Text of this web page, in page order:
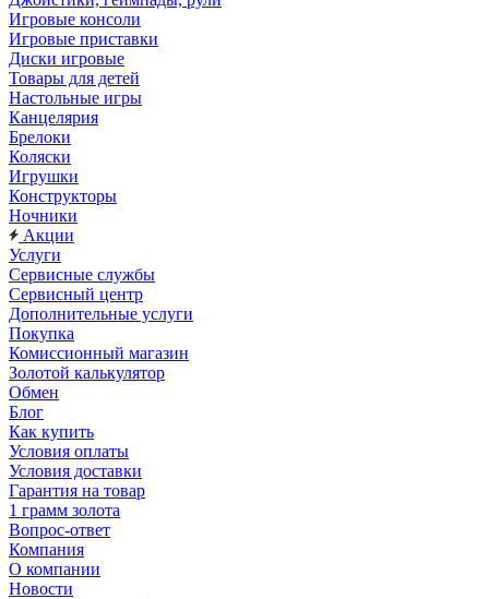
Игровые консоли
Игровые приставки
Диски игровые
Товары для детей
Настольные игры
Канцелярия
Брелоки
Коляски
Игрушки
Конструкторы
Ночники
Акции
Услуги
Сервисные службы
Сервисный центр
Дополнительные услуги
Покупка
Комиссионный магазин
Золотой калькулятор
Обмен
Блог
Как купить
Условия оплаты
Условия доставки
Гарантия на товар
1 грамм золота
Вопрос-ответ
Компания
О компании
Новости